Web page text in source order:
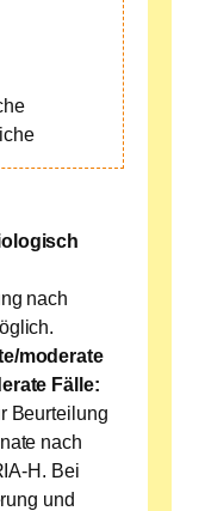
nach
moderate
Fälle:
Beurteilung
nach
H. Bei
und